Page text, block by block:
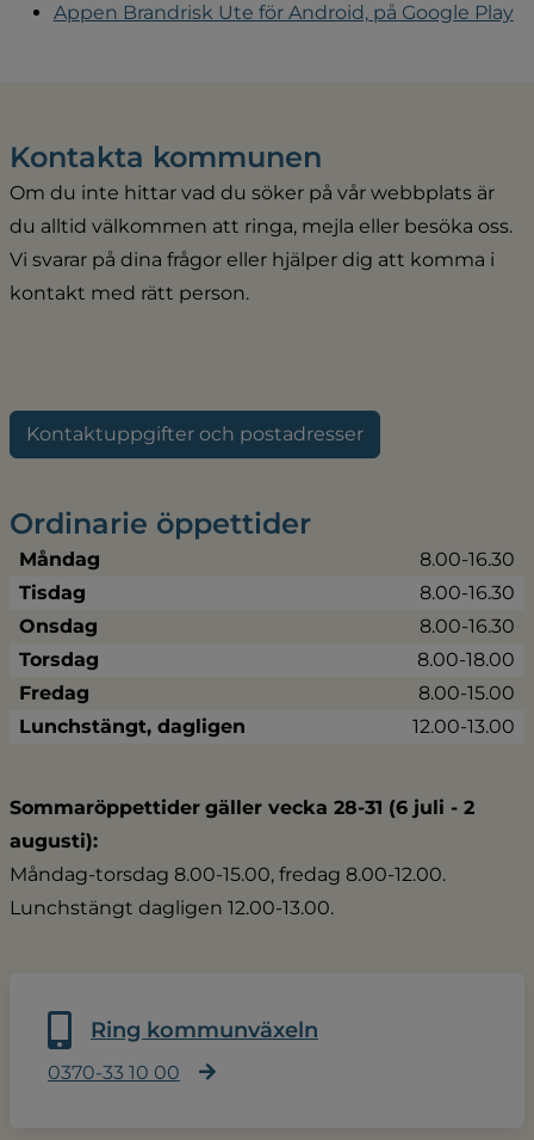
Appen Brandrisk Ute för Android, på Google Play
Kontakta kommunen
Om du inte hittar vad du söker på vår webbplats är
du alltid välkommen att ringa, mejla eller besöka oss.
Vi svarar på dina frågor eller hjälper dig att komma i
kontakt med rätt person.
Kontaktuppgifter och postadresser
Ordinarie öppettider
Måndag
8.00-16.30
Tisdag
8.00-16.30
Onsdag
8.00-16.30
Torsdag
8.00-18.00
Fredag
8.00-15.00
Lunchstängt, dagligen
12.00-13.00
Sommaröppettider gäller vecka 28-31 (6 juli - 2
augusti):
Måndag-torsdag 8.00-15.00, fredag 8.00-12.00.
Lunchstängt dagligen 12.00-13.00.
Ring kommunväxeln
0370-33 10 00